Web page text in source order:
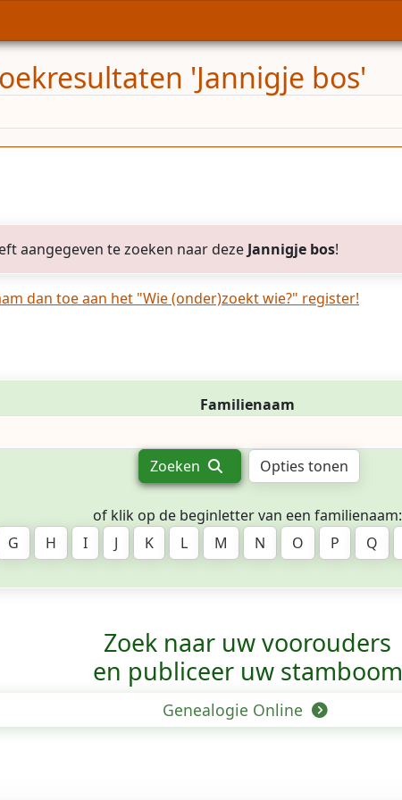
'Jannigje bos'
aangegeven te zoeken naar deze Jannigje bos!
dan toe aan het "Wie (onder)zoekt wie?" register!
Familienaam
Zoeken Opties tonen
of klik op de beginletter van een familienaam:
G H I J K L M N O P Q
Zoek naar uw voorouders
en publiceer uw stamboom
Genealogie Online